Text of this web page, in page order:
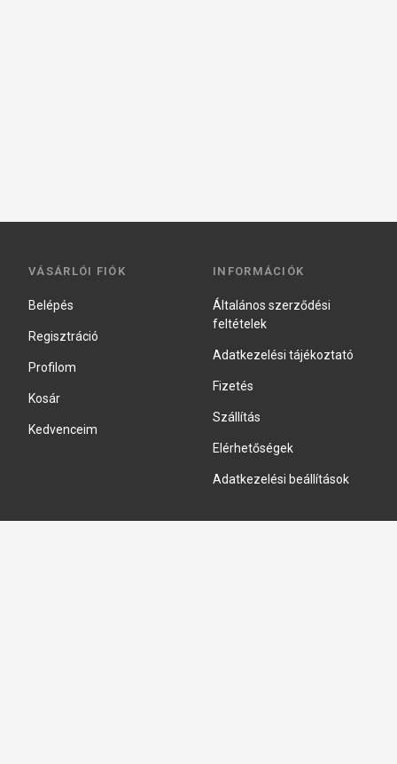
VÁSÁRLÓI FIÓK
Belépés
Regisztráció
Profilom
Kosár
Kedvenceim
INFORMÁCIÓK
Általános szerződési
feltételek
Adatkezelési tájékoztató
Fizetés
Szállítás
Elérhetőségek
Adatkezelési beállítások